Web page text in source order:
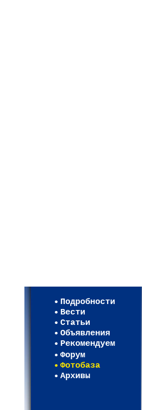
Подробности
Вести
Статьи
Объявления
Рекомендуем
Форум
Фотобаза
Архивы